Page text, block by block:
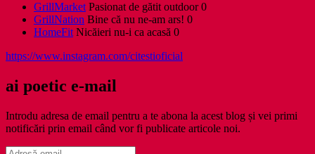
GrillMarketPasionat de gătit outdoor 0
GrillNation Bine că nu ne-am ars! 0
HomeFitNicăieri nu-i ca acasă 0
https://www.instagram.com/citestioficial
ai poetic e-mail
Introdu adresa de email pentru a te abona la acest blog și vei primi
notificări prin email când vor fi publicate articole noi.